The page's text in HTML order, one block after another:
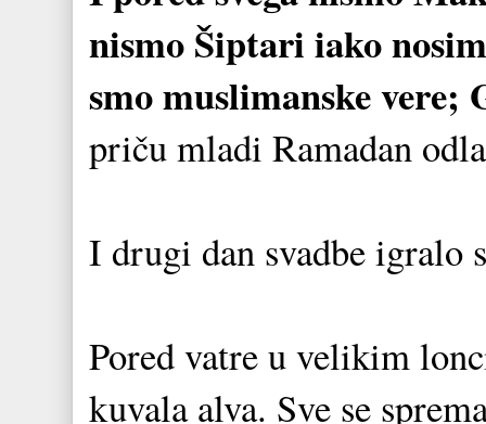
nismo Šiptari iako
smo muslimanske vere;
priču mladi Ramadan
I drugi dan svadbe igralo
Pored vatre u velikim
kuvala alva. Sve se